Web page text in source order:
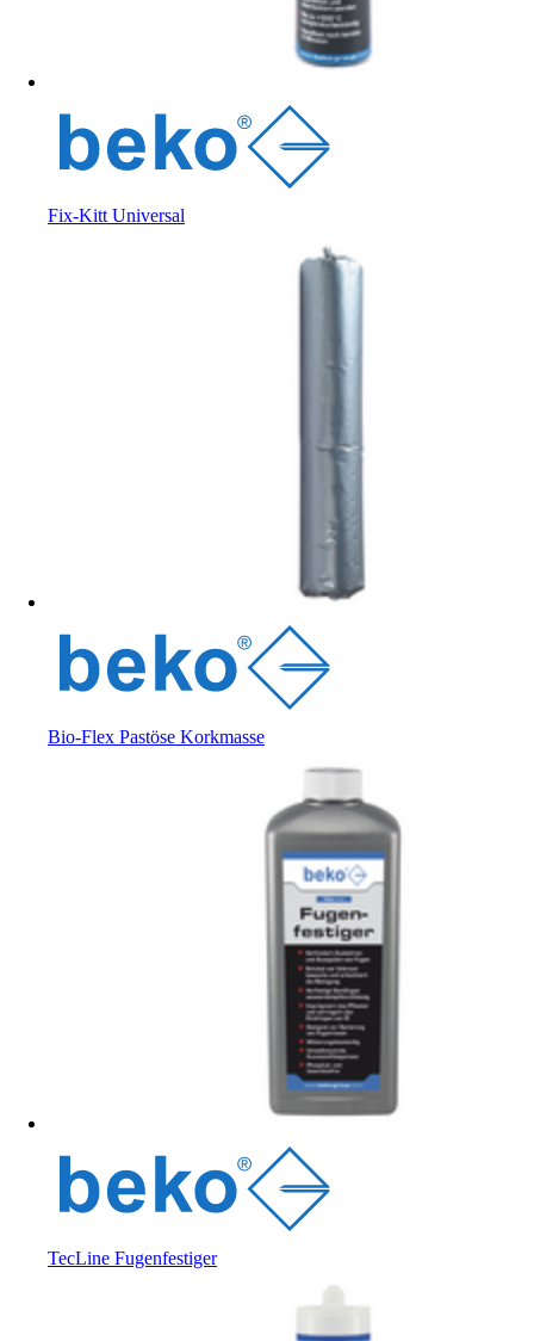
Fix-Kitt Universal
Bio-Flex Pastöse Korkmasse
TecLine Fugenfestiger